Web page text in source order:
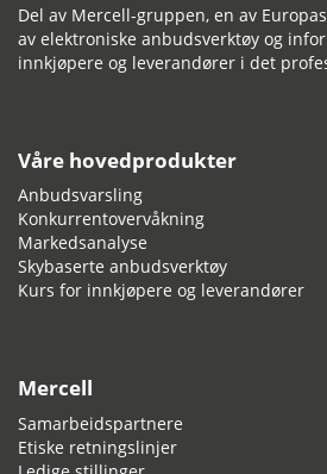
Del av Mercell-gruppen, en av
av elektroniske anbudsverktøy og
innkjøpere og leverandører i det
Våre hovedprodukter
Anbudsvarsling
Konkurrentovervåkning
Markedsanalyse
Skybaserte anbudsverktøy
Kurs for innkjøpere og leverandører
Mercell
Samarbeidspartnere
Etiske retningslinjer